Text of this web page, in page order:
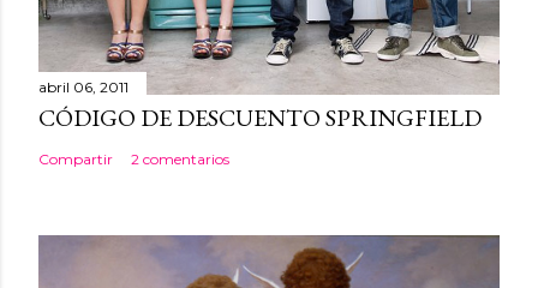
abril 06, 2011
CÓDIGO DE DESCUENTO SPRINGFIELD
Compartir 2 comentarios